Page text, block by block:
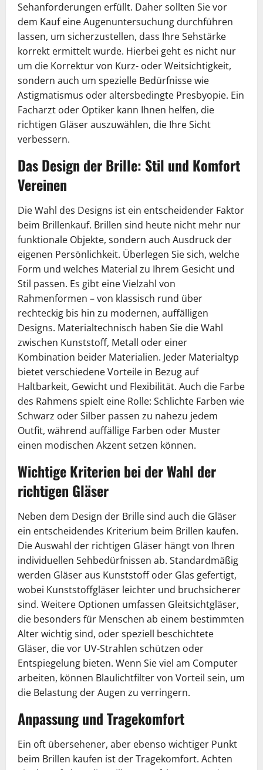
Sehanforderungen erfüllt. Daher sollten Sie vor
dem Kauf eine Augenuntersuchung durchführen
lassen, um sicherzustellen, dass Ihre Sehstärke
korrekt ermittelt wurde. Hierbei geht es nicht nur
um die Korrektur von Kurz- oder Weitsichtigkeit,
sondern auch um spezielle Bedürfnisse wie
Astigmatismus oder altersbedingte Presbyopie. Ein
Facharzt oder Optiker kann Ihnen helfen, die
richtigen Gläser auszuwählen, die Ihre Sicht
verbessern.
Das Design der Brille: Stil und Komfort
Vereinen
Die Wahl des Designs ist ein entscheidender Faktor
beim Brillenkauf. Brillen sind heute nicht mehr nur
funktionale Objekte, sondern auch Ausdruck der
eigenen Persönlichkeit. Überlegen Sie sich, welche
Form und welches Material zu Ihrem Gesicht und
Stil passen. Es gibt eine Vielzahl von
Rahmenformen – von klassisch rund über
rechteckig bis hin zu modernen, auffälligen
Designs. Materialtechnisch haben Sie die Wahl
zwischen Kunststoff, Metall oder einer
Kombination beider Materialien. Jeder Materialtyp
bietet verschiedene Vorteile in Bezug auf
Haltbarkeit, Gewicht und Flexibilität. Auch die Farbe
des Rahmens spielt eine Rolle: Schlichte Farben wie
Schwarz oder Silber passen zu nahezu jedem
Outfit, während auffällige Farben oder Muster
einen modischen Akzent setzen können.
Wichtige Kriterien bei der Wahl der
richtigen Gläser
Neben dem Design der Brille sind auch die Gläser
ein entscheidendes Kriterium beim Brillen kaufen.
Die Auswahl der richtigen Gläser hängt von Ihren
individuellen Sehbedürfnissen ab. Standardmäßig
werden Gläser aus Kunststoff oder Glas gefertigt,
wobei Kunststoffgläser leichter und bruchsicherer
sind. Weitere Optionen umfassen Gleitsichtgläser,
die besonders für Menschen ab einem bestimmten
Alter wichtig sind, oder speziell beschichtete
Gläser, die vor UV-Strahlen schützen oder
Entspiegelung bieten. Wenn Sie viel am Computer
arbeiten, können Blaulichtfilter von Vorteil sein, um
die Belastung der Augen zu verringern.
Anpassung und Tragekomfort
Ein oft übersehener, aber ebenso wichtiger Punkt
beim Brillen kaufen ist der Tragekomfort. Achten